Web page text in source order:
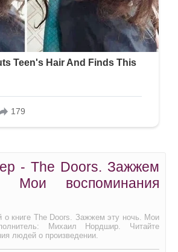
- The Doors. Зажжем
Мои воспоминания
о книге The Doors. Зажжем эту ночь. Мои
Михаил Нордшир. Читайте
людей о произведении.